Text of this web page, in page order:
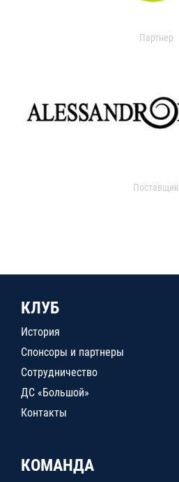
Партнер
Поставщик
КЛУБ
История
Спонсоры и партнеры
Сотрудничество
ДС «Большой»
Контакты
КОМАНДА